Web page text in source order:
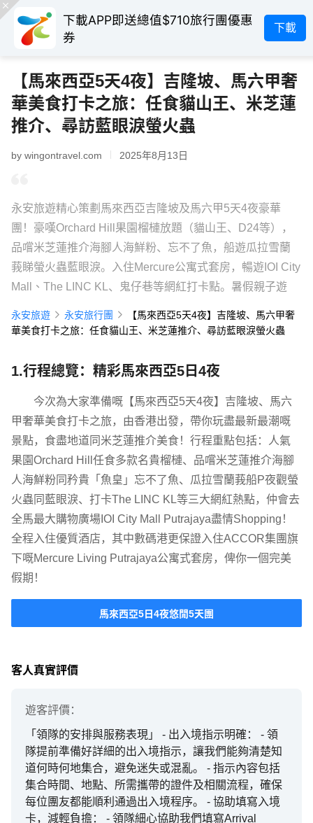
下載APP即送總值$710旅行團優惠
券
下載
【馬來西亞5天4夜】吉隆坡、馬六甲奢
華美食打卡之旅：任食貓山王、米芝蓮
推介、尋訪藍眼淚螢火蟲
by wingontravel.com 2025年8月13日
永安旅遊精心策劃馬來西亞吉隆坡及馬六甲5天4夜豪華
團！豪嘆Orchard Hill果園榴槤放題（貓山王、D24等），
品嚐米芝蓮推介海腳人海鮮粉、忘不了魚，船遊瓜拉雪蘭
莪睇螢火蟲藍眼淚。入住Mercure公寓式套房，暢遊IOI City
Mall、The LINC KL、鬼仔巷等網紅打卡點。暑假親子遊
永安旅遊 永安旅行團
【馬來西亞5天4夜】吉隆坡、馬六甲奢
華美食打卡之旅：任食貓山王、米芝蓮推介、尋訪藍眼淚螢火蟲
1.行程總覽：精彩馬來西亞5日4夜
今次為大家準備嘅【馬來西亞5天4夜】吉隆坡、馬六
甲奢華美食打卡之旅，由香港出發，帶你玩盡最新最潮嘅
景點，食盡地道同米芝蓮推介美食！行程重點包括：人氣
果園Orchard Hill任食多款名貴榴槤、品嚐米芝蓮推介海腳
人海鮮粉同矜貴「魚皇」忘不了魚、瓜拉雪蘭莪船P夜觀螢
火蟲同藍眼淚、打卡The LINC KL等三大網紅熱點，仲會去
全馬最大購物廣場IOI City Mall Putrajaya盡情Shopping！
全程入住優質酒店，其中數碼港更保證入住ACCOR集團旗
下嘅Mercure Living Putrajaya公寓式套房，俾你一個完美
假期！
馬來西亞5日4夜悠閒5天團
客人真實評價
遊客評價：
「領隊的安排與服務表現」 - 出入境指示明確： - 領
隊提前準備好詳細的出入境指示，讓我們能夠清楚知
道何時何地集合，避免迷失或混亂。 - 指示內容包括
集合時間、地點、所需攜帶的證件及相關流程，確保
每位團友都能順利通過出入境程序。 - 協助填寫入境
卡，減輕負擔： - 領隊細心協助我們填寫Arrival